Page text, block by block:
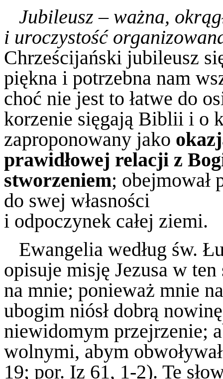
Jubileusz – ważna,
i uroczystość
Chrześcijański jubileusz
piękna i potrzebna nam
choć nie jest to łatwe do
korzenie sięgają Biblii i o
zaproponowany jako
prawidłowej relacji z
stworzeniem; obejmował
do swej własności
i odpoczynek całej ziemi.
Ewangelia według św.
opisuje misję Jezusa w
na mnie; ponieważ mnie
ubogim niósł dobrą
niewidomym przejrzenie;
wolnymi, abym
19; por. Iz 61, 1-2). Te